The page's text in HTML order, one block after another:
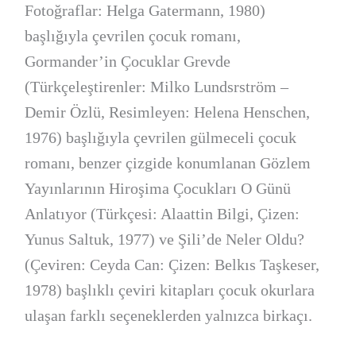
Fotoğraflar: Helga Gatermann, 1980)
başlığıyla çevrilen çocuk romanı,
Gormander’in Çocuklar Grevde
(Türkçeleştirenler: Milko Lundsrström –
Demir Özlü, Resimleyen: Helena Henschen,
1976) başlığıyla çevrilen gülmeceli çocuk
romanı, benzer çizgide konumlanan Gözlem
Yayınlarının Hiroşima Çocukları O Günü
Anlatıyor (Türkçesi: Alaattin Bilgi, Çizen:
Yunus Saltuk, 1977) ve Şili’de Neler Oldu?
(Çeviren: Ceyda Can: Çizen: Belkıs Taşkeser,
1978) başlıklı çeviri kitapları çocuk okurlara
ulaşan farklı seçeneklerden yalnızca birkaçı.